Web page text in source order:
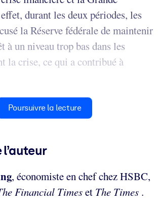
durant les deux périodes, les
la Réserve fédérale de maintenir
à un niveau trop bas dans les
la crise, ce qui a contribué à
Poursuivre la lecture
, économiste en chef chez HSBC,
Financial Timeset The Times .